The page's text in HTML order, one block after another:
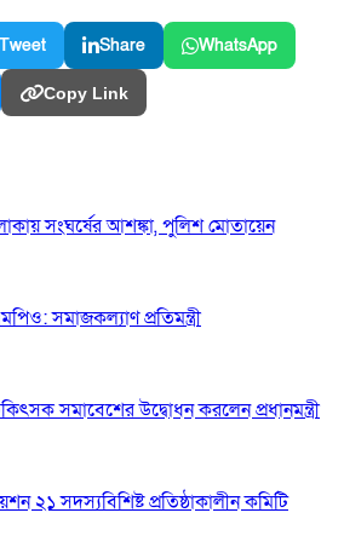
Tweet Share WhatsApp
Copy Link
সংঘর্ষের আশঙ্কা, পুলিশ মোতায়েন
সমাজকল্যাণ প্রতিমন্ত্রী
সমাবেশের উদ্বোধন করলেন প্রধানমন্ত্রী
২১ সদস্যবিশিষ্ট প্রতিষ্ঠাকালীন কমিটি